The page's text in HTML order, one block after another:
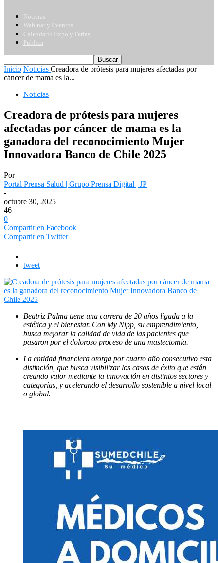
Noticias
Webinar y Eventos
Calendario Expo y Ferias
Publica
Inicio Noticias Creadora de prótesis para mujeres afectadas por
cáncer de mama es la...
Noticias
Creadora de prótesis para mujeres
afectadas por cáncer de mama es la
ganadora del reconocimiento Mujer
Innovadora Banco de Chile 2025
Por
Portal Prensa Salud | Grupo Prensa Digital | JP
-
octubre 30, 2025
46
0
Compartir en Facebook
Compartir en Twitter
tweet
Beatriz Palma tiene una carrera de 20 años ligada a la
estética y el bienestar. Con My Nipp, su emprendimiento,
busca mejorar la calidad de vida de las pacientes que
pasaron por el doloroso proceso de una mastectomía.
La entidad financiera otorga por cuarto año consecutivo esta
distinción, que busca visibilizar los casos de éxito que están
creando valor mediante la innovación en distintos sectores y
categorías, y acelerando el desarrollo sostenible a nivel local
o global.